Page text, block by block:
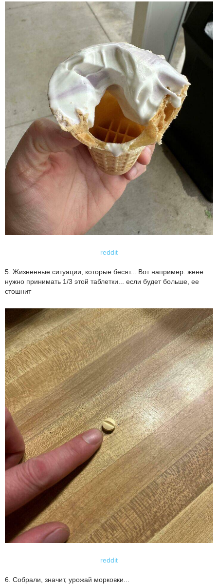
reddit
5. Жизненные ситуации, которые бесят... Вот например: жене
нужно принимать 1/3 этой таблетки... если будет больше, ее
стошнит
reddit
6. Собрали, значит, урожай морковки...